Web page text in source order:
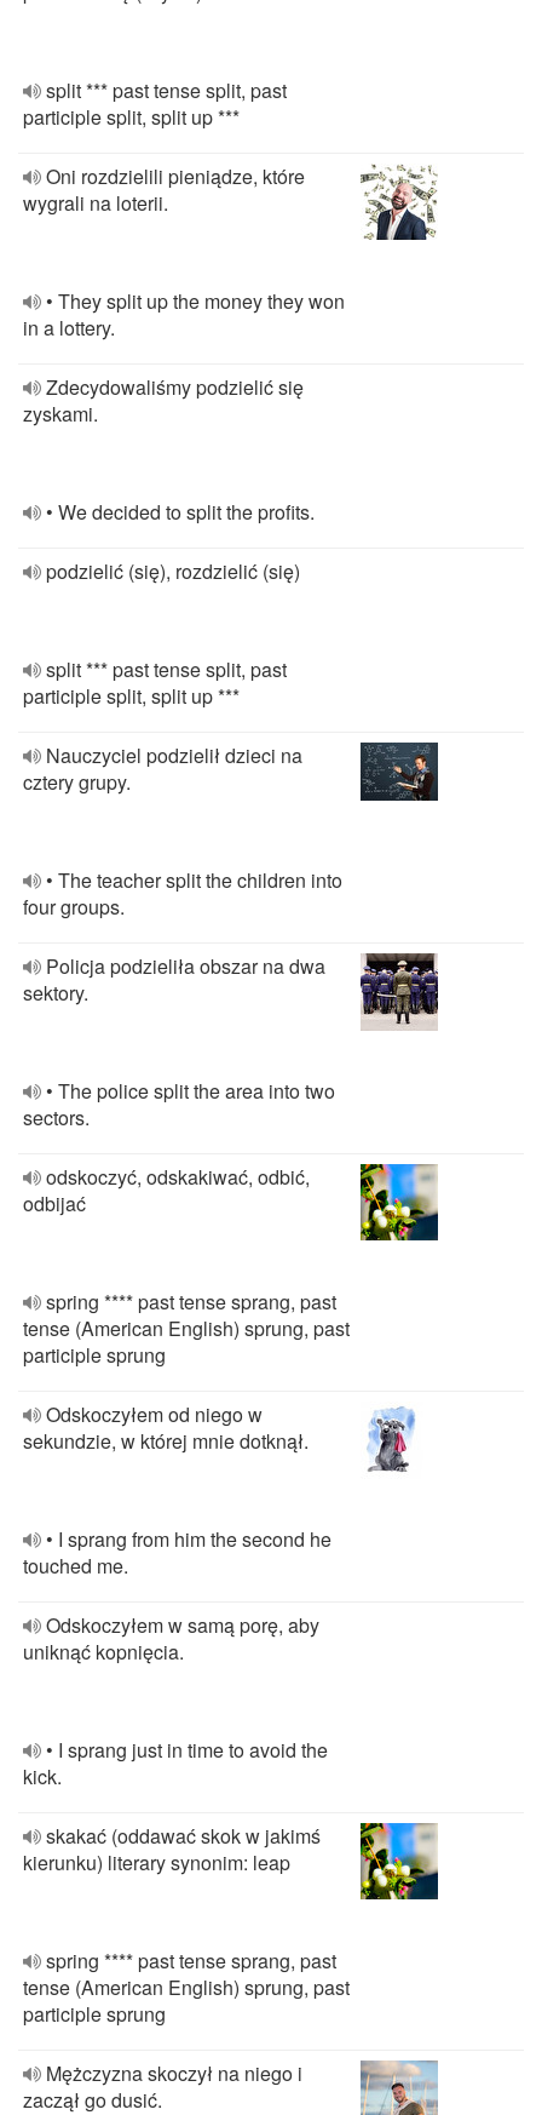
split *** past tense split, past
participle split, split up ***
Oni rozdzielili pieniądze, które
wygrali na loterii.
• They split up the money they won
in a lottery.
Zdecydowaliśmy podzielić się
zyskami.
• We decided to split the profits.
podzielić (się), rozdzielić (się)
split *** past tense split, past
participle split, split up ***
Nauczyciel podzielił dzieci na
cztery grupy.
• The teacher split the children into
four groups.
Policja podzieliła obszar na dwa
sektory.
• The police split the area into two
sectors.
odskoczyć, odskakiwać, odbić,
odbijać
spring **** past tense sprang, past
tense (American English) sprung, past
participle sprung
Odskoczyłem od niego w
sekundzie, w której mnie dotknął.
• I sprang from him the second he
touched me.
Odskoczyłem w samą porę, aby
uniknąć kopnięcia.
• I sprang just in time to avoid the
kick.
skakać (oddawać skok w jakimś
kierunku) literary synonim: leap
spring **** past tense sprang, past
tense (American English) sprung, past
participle sprung
Mężczyzna skoczył na niego i
zaczął go dusić.